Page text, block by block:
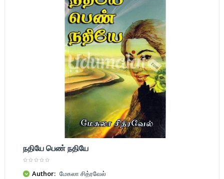
நதியே பெண் நதியே
Author: மேகலா சித்ரவேல்